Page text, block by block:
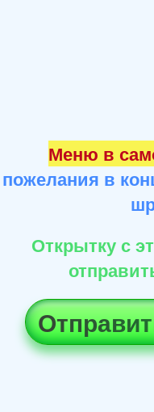
Меню в
пожелания в
Открытку с